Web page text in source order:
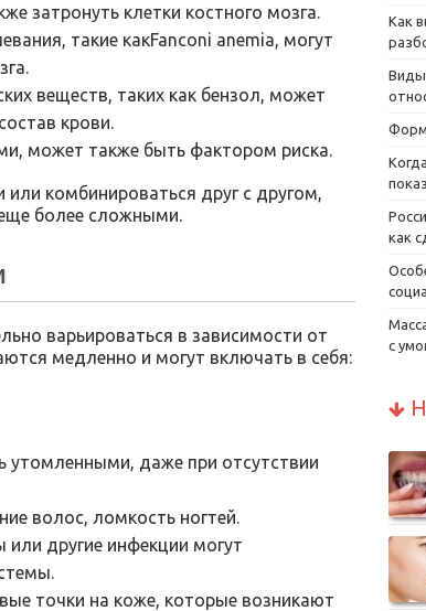
затронуть клетки костного мозга.
такие какFanconi anemia, могут
веществ, таких как бензол, может
крови.
может также быть фактором риска.
комбинироваться друг с другом,
более сложными.
варьироваться в зависимости от
медленно и могут включать в себя:
утомленными, даже при отсутствии
волос, ломкость ногтей.
другие инфекции могут
точки на коже, которые возникают
Как
Виды
как
с